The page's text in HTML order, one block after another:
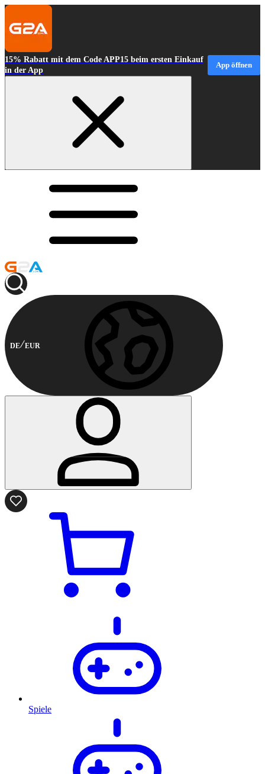
15% Rabatt mit dem Code APP15 beim ersten Einkauf
in der App
App öffnen
DE EUR
Spiele